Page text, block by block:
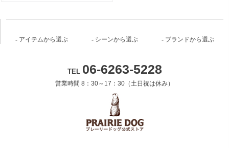
アイテムから選ぶ シーンから選ぶ ブランドから選ぶ
TEL 06-6263-5228
営業時間 8：30～17：30（土日祝は休み）